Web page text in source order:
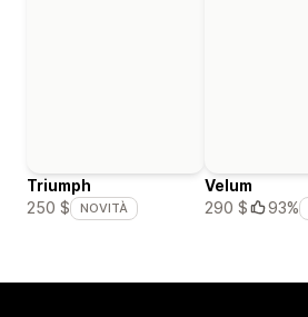
Triumph
250 $
NOVITÀ
Velum
290 $
93%